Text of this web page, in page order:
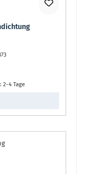
2-4 Tage